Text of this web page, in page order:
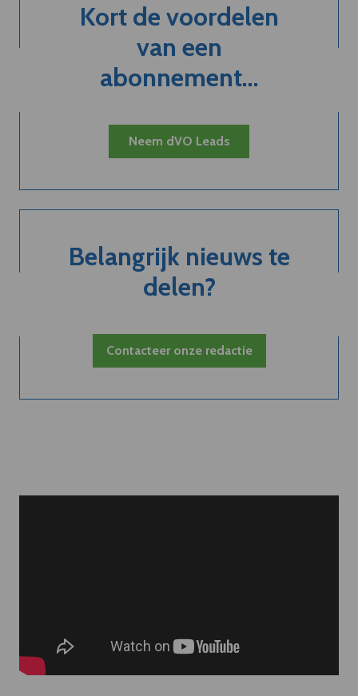
Kort de voordelen
van een
abonnement...
Neem dVO Leads
Belangrijk nieuws te
delen?
Contacteer onze redactie